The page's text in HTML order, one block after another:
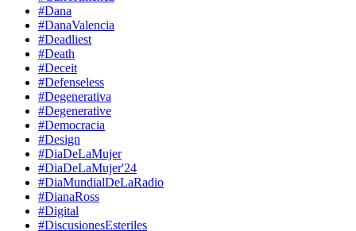
#Dana
#DanaValencia
#Deadliest
#Death
#Deceit
#Defenseless
#Degenerativa
#Degenerative
#Democracia
#Design
#DiaDeLaMujer
#DiaDeLaMujer'24
#DiaMundialDeLaRadio
#DianaRoss
#Digital
#DiscusionesEsteriles